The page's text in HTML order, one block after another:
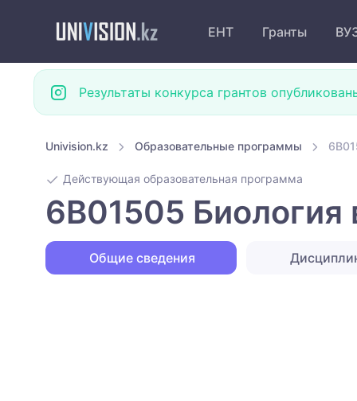
ЕНТ Гранты
Результаты конкурса грантов
Univision.kz Образовательные программы
Действующая образовательная программа
6B01505
Общие сведения